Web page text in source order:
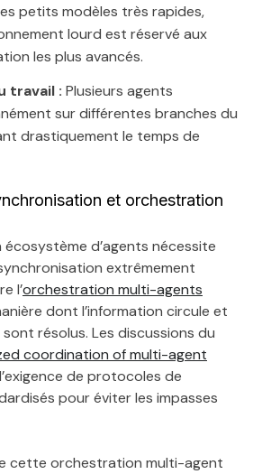
petits modèles très rapides,
lourd est réservé aux
les plus avancés.
travail : Plusieurs agents
sur différentes branches du
drastiquement le temps de
et orchestration
écosystème d’agents nécessite
extrêmement
l’orchestration multi-agents
dont l’information circule et
résolus. Les discussions du
coordination of multi-agent
de protocoles de
pour éviter les impasses
cette orchestration multi-agent